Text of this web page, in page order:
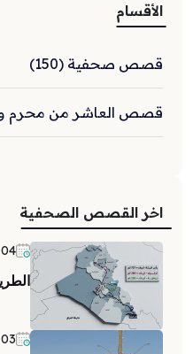
الأقسام
قصص صحفية (150)
قصص العاشر من محرم و
اخر القصص الصحفية